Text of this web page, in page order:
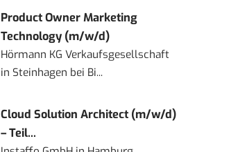
Product Owner Marketing
Technology (m/w/d)
Hörmann KG Verkaufsgesellschaft
in Steinhagen bei Bi...
Cloud Solution Architect (m/w/d)
– Teil...